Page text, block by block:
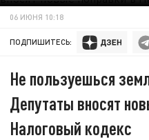
06 ИЮНЯ 10:18
ПОДПИШИТЕСЬ:
Не пользуешься
Депутаты вносят
Налоговый кодекс